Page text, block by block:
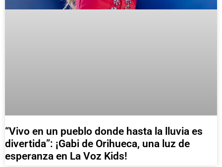
“Vivo en un pueblo donde hasta la lluvia es
divertida”: ¡Gabi de Orihueca, una luz de
esperanza en La Voz Kids!